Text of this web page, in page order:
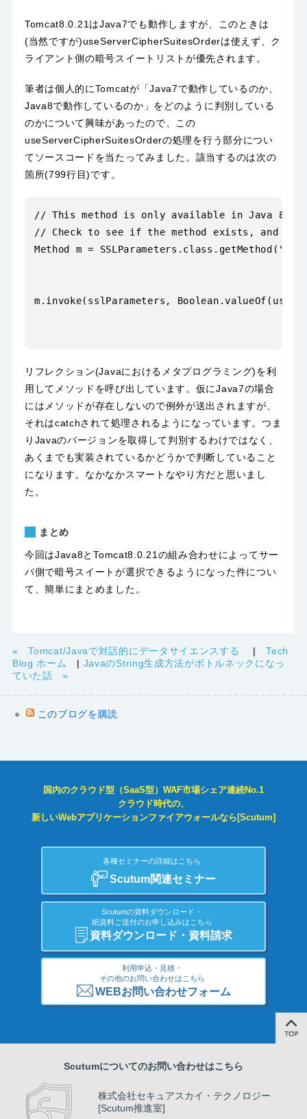
Tomcat8.0.21はJava7でも動作しますが、このときは
(当然ですが)useServerCipherSuitesOrderは使えず、ク
ライアント側の暗号スイートリストが優先されます。
筆者は個人的にTomcatが「Java7で動作しているのか、
Java8で動作しているのか」をどのように判別している
のかについて興味があったので、この
useServerCipherSuitesOrderの処理を行う部分につい
て ソースコード を当たってみました。該当するのは次の
箇所(799行目)です。
// This method is only available in Java 8+
// Check to see if the method exists, and
Method m =
m.invoke(sslParameters,
リフレクション(Javaにおけるメタプログラミング)を利
用してメソッドを呼び出しています。仮にJava7の場合
にはメソッドが存在しないので例外が送出されますが、
それはcatchされて処理されるようになっています。つま
りJavaのバージョンを取得して判別するわけではなく、
あくまでも実装されているかどうかで判断していること
になります。なかなかスマートなやり方だと思いまし
た。
まとめ
今回はJava8とTomcat8.0.21の組み合わせによってサー
バ側で暗号スイートが選択できるようになった件につい
て、簡単にまとめました。
« Tomcat/Javaで対話的にデータサイエンスする |Tech
Blog ホーム | JavaのString生成方法がボトルネックになっ
ていた話 »
このブログを購読
国内のクラウド型（SaaS型）WAF市場シェア連続No.1
クラウド時代の、
新しいWebアプリケーションファイアウォールなら[Scutum]
各種セミナーの詳細はこちら
Scutum関連セミナー
Scutumの資料ダウンロード・
紙資料ご送付のお申し込みはこちら
資料ダウンロード・資料請求
利用申込・見積・
その他のお問い合わせはこちら
WEBお問い合わせフォーム
Scutumについてのお問い合わせはこちら
株式会社セキュアスカイ・テクノロジー
[Scutum推進室]